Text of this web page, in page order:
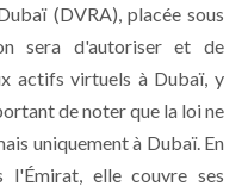
(DVRA), placée sous
sera d'autoriser et de
actifs virtuels à Dubaï, y
de noter que la loi ne
uniquement à Dubaï. En
l'Émirat, elle couvre ses